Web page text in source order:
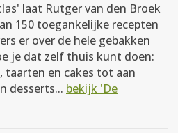
laat Rutger van den Broek
150 toegankelijke recepten
er over de hele gebakken
je dat zelf thuis kunt doen:
taarten en cakes tot aan
desserts... bekijk 'De